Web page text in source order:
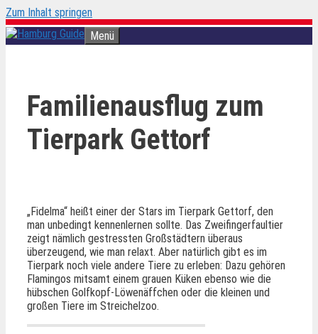
Zum Inhalt springen
Menü
Familienausflug zum
Tierpark Gettorf
„Fidelma“ heißt einer der Stars im Tierpark Gettorf, den
man unbedingt kennenlernen sollte. Das Zweifingerfaultier
zeigt nämlich gestressten Großstädtern überaus
überzeugend, wie man relaxt. Aber natürlich gibt es im
Tierpark noch viele andere Tiere zu erleben: Dazu gehören
Flamingos mitsamt einem grauen Küken ebenso wie die
hübschen Golfkopf-Löwenäffchen oder die kleinen und
großen Tiere im Streichelzoo.